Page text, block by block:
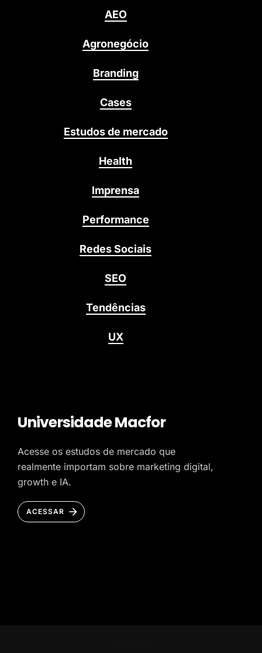
AEO
Agronegócio
Branding
Cases
Estudos de mercado
Health
Imprensa
Performance
Redes Sociais
SEO
Tendências
UX
Universidade Macfor
Acesse os estudos de mercado que
realmente importam sobre marketing digital,
growth e IA.
ACESSAR